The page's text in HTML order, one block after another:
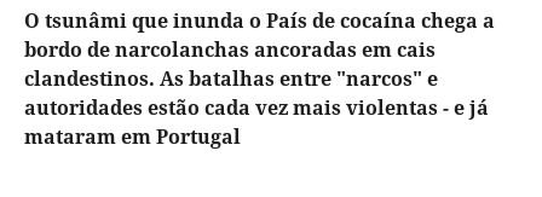
O tsunâmi que inunda o País de cocaína chega a
bordo de narcolanchas ancoradas em cais
clandestinos. As batalhas entre "narcos" e
autoridades estão cada vez mais violentas - e já
mataram em Portugal